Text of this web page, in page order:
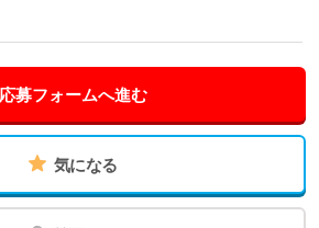
応募フォームへ進む
気になる